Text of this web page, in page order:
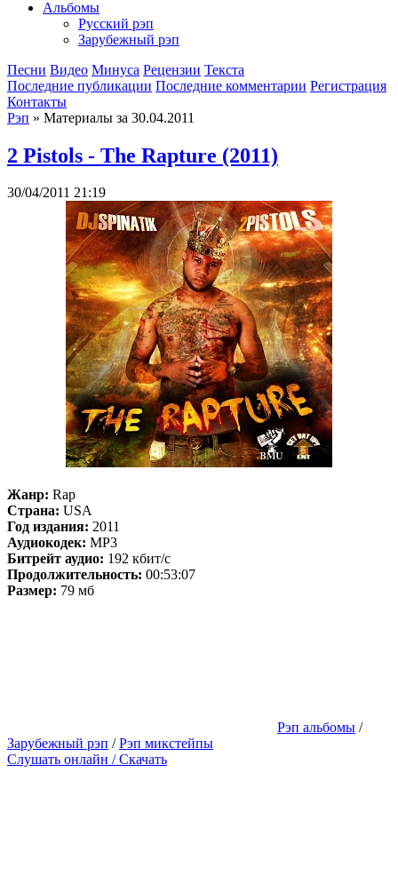
Альбомы
Русский рэп
Зарубежный рэп
Песни Видео Минуса Рецензии Текста
Последние публикации Последние комментарии Регистрация
Контакты
Рэп » Материалы за 30.04.2011
2 Pistols - The Rapture (2011)
30/04/2011 21:19
Жанр: Rap
Страна: USA
Год издания: 2011
Аудиокодек: MP3
Битрейт аудио: 192 кбит/с
Продолжительность: 00:53:07
Размер: 79 мб
Рэп альбомы /
Зарубежный рэп /Рэп микстейпы
Слушать онлайн / Скачать